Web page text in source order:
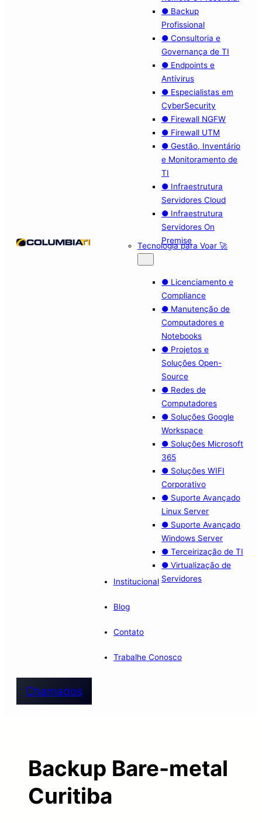
● Backup
Profissional
● Consultoria e
Governança de TI
● Endpoints e
Antívirus
● Especialistas em
CyberSecurity
● Firewall NGFW
● Firewall UTM
● Gestão, Inventário
e Monitoramento de
TI
● Infraestrutura
Servidores Cloud
● Infraestrutura
Servidores On
Premise
Tecnologia para Voar 🚀
● Licenciamento e
Compliance
● Manutenção de
Computadores e
Notebooks
● Projetos e
Soluções Open-
Source
● Redes de
Computadores
● Soluções Google
Workspace
● Soluções Microsoft
365
● Soluções WIFI
Corporativo
● Suporte Avançado
Linux Server
● Suporte Avançado
Windows Server
● Terceirização de TI
● Virtualização de
Servidores
Institucional
Blog
Contato
Trabalhe Conosco
Chamados
Backup Bare-metal
Curitiba